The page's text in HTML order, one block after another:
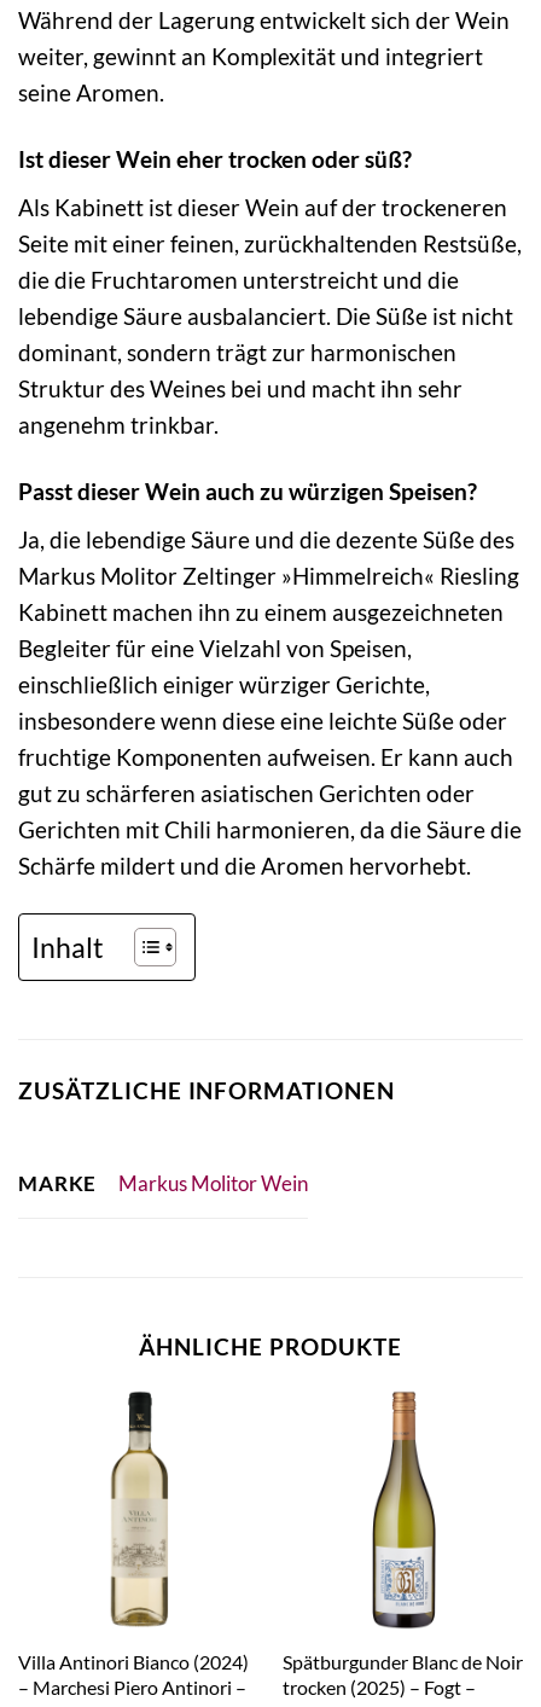
Während der Lagerung entwickelt sich der Wein
weiter, gewinnt an Komplexität und integriert
seine Aromen.
Ist dieser Wein eher trocken oder süß?
Als Kabinett ist dieser Wein auf der trockeneren
Seite mit einer feinen, zurückhaltenden Restsüße,
die die Fruchtaromen unterstreicht und die
lebendige Säure ausbalanciert. Die Süße ist nicht
dominant, sondern trägt zur harmonischen
Struktur des Weines bei und macht ihn sehr
angenehm trinkbar.
Passt dieser Wein auch zu würzigen Speisen?
Ja, die lebendige Säure und die dezente Süße des
Markus Molitor Zeltinger »Himmelreich« Riesling
Kabinett machen ihn zu einem ausgezeichneten
Begleiter für eine Vielzahl von Speisen,
einschließlich einiger würziger Gerichte,
insbesondere wenn diese eine leichte Süße oder
fruchtige Komponenten aufweisen. Er kann auch
gut zu schärferen asiatischen Gerichten oder
Gerichten mit Chili harmonieren, da die Säure die
Schärfe mildert und die Aromen hervorhebt.
Inhalt
ZUSÄTZLICHE INFORMATIONEN
MARKE Markus Molitor Wein
ÄHNLICHE PRODUKTE
Villa Antinori Bianco (2024)
– Marchesi Piero Antinori –
Spätburgunder Blanc de Noir
trocken (2025) – Fogt –